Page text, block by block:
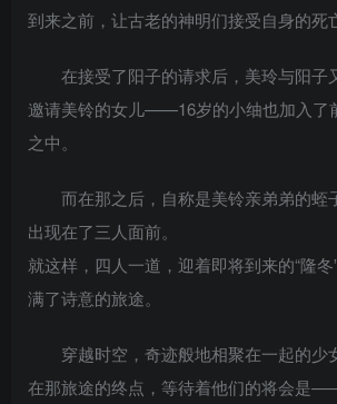
到来之前，让古老的神明们接受自身的死
在接受了阳子的请求后，美玲与阳子
邀请美铃的女儿——16岁的小䌷也加入了
之中。
而在那之后，自称是美铃亲弟弟的蛭
出现在了三人面前。
就这样，四人一道，迎着即将到来的“隆
满了诗意的旅途。
穿越时空，奇迹般地相聚在一起的少
在那旅途的终点，等待着他们的将会是